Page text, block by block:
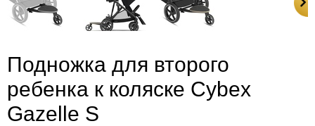
Подножка для второго
ребенка к коляске Cybex
Gazelle S